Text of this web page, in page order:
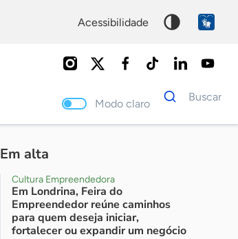
acessibilidade
Modo claro
Dados
para
Buscar
Em alta
Cultura Empreendedora
Em Londrina, Feira do
Empreendedor reúne caminhos
para quem deseja iniciar,
fortalecer ou expandir um negócio